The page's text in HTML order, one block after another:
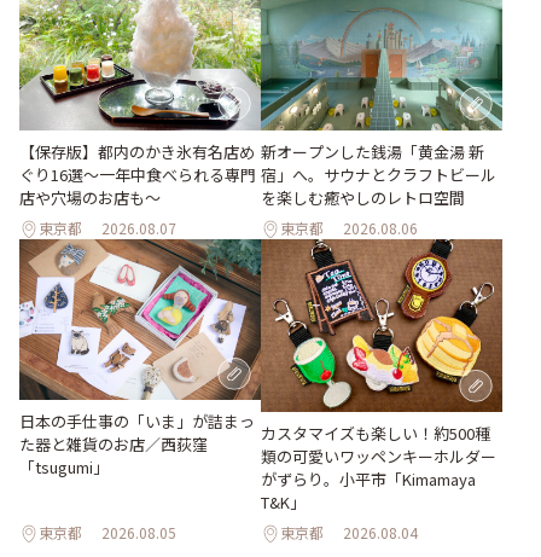
【保存版】都内のかき氷有名店め
ぐり16選～一年中食べられる専門
店や穴場のお店も～
東京都 2026.08.07
新オープンした銭湯「黄金湯 新
宿」へ。サウナとクラフトビール
を楽しむ癒やしのレトロ空間
東京都 2026.08.06
日本の手仕事の「いま」が詰まっ
た器と雑貨のお店／西荻窪
「tsugumi」
東京都 2026.08.05
カスタマイズも楽しい！約500種
類の可愛いワッペンキーホルダー
がずらり。小平市「Kimamaya
T&K」
東京都 2026.08.04